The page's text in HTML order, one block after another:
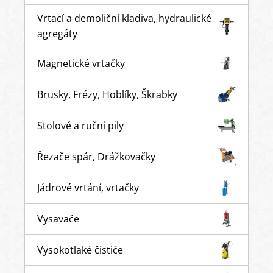
Vrtací a demoliční kladiva, hydraulické
agregáty
Magnetické vrtačky
Brusky, Frézy, Hoblíky, Škrabky
Stolové a ruční pily
Řezače spár, Drážkovačky
Jádrové vrtání, vrtačky
Vysavače
Vysokotlaké čističe